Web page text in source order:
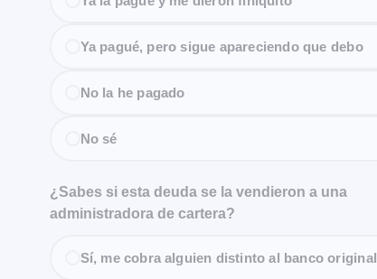
Ya pagué, pero sigue apareciendo que debo
No la he pagado
No sé
¿Sabes si esta deuda se la vendieron a una
administradora de cartera?
Sí, me cobra alguien distinto al banco original